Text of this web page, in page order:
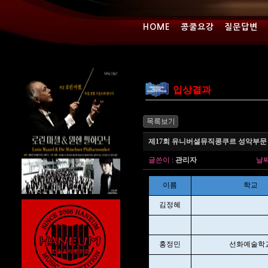
HOME 콩쿨요강 질문답변
입상결과
제17회 유니버셜뮤직콩쿠르 성악부
글쓴이 : 관리자 날
이름 학교
김정혜
홍정민 선화예술학